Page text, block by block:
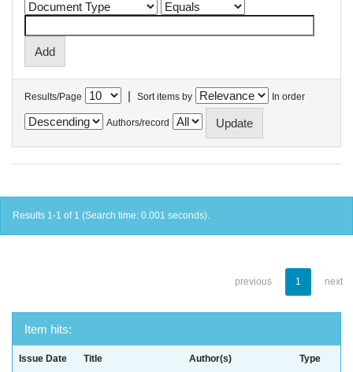
Results/Page | Sort items by In order
Authors/record
Results 1-1 of 1 (Search time: 0.001 seconds).
previous 1 next
Item hits:
Issue Date Title Author(s) Type